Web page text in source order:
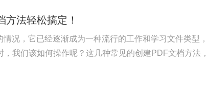
法轻松搞定！
况，它已经逐渐成为一种流行的工作和学习文件类型
我们该如何操作呢？这几种常见的创建PDF文档方法